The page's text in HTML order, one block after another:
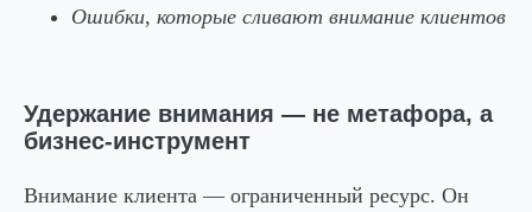
Ошибки, которые сливают внимание клиентов
Удержание внимания — не метафора, а
бизнес-инструмент
Внимание клиента — ограниченный ресурс. Он